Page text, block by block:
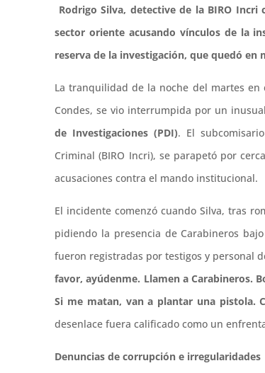
Rodrigo Silva, detective de la BIRO
sector oriente acusando vínculos de la
reserva de la investigación, que quedó en
La tranquilidad de la noche del martes en
Condes, se vio interrumpida por un
de Investigaciones (PDI). El subcomisario
Criminal (BIRO Incri), se parapetó por
acusaciones contra el mando institucional.
El incidente comenzó cuando Silva, tras
pidiendo la presencia de Carabineros
fueron registradas por testigos y personal
favor, ayúdenme. Llamen a Carabineros.
Si me matan, van a plantar una pistola.
desenlace fuera calificado como un
Denuncias de corrupción e irregularidades